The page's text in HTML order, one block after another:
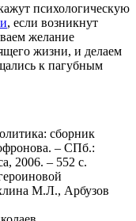
психологическую
, если возникнут
желание
жизни, и делаем
к пагубным
сборник
– СПб.:
2006. – 552 с.
М.Л., Арбузов